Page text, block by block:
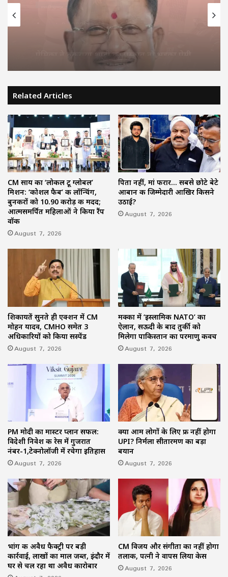
August 8, 2026
CM TODAY SCHEDULE: CM विष्णुदेव साय
दोपहर में ‘सेन शक्ति सम्मेलन’, शाम को देश के बड़े
Youth Conclave में होंगे शामिल, जानें पूरा
Related Articles
CM साय का ‘लोकल टू ग्लोबल’
मिशन: ‘कोशल फैब’ की लॉन्चिंग,
बुनकरों को 10.90 करोड़ की मदद;
आत्मसमर्पित महिलाओं ने किया रैंप
वॉक
August 7, 2026
पिता नहीं, मां फरार… सबसे छोटे बेटे
आबान की जिम्मेदारी आखिर किसने
उठाई?
August 7, 2026
शिकायतें सुनते ही एक्शन में CM
मोहन यादव, CMHO समेत 3
अधिकारियों को किया सस्पेंड
August 7, 2026
मक्का में ‘इस्लामिक NATO’ का
ऐलान, सऊदी के बाद तुर्की को
मिलेगा पाकिस्तान का परमाणु कवच
August 7, 2026
PM मोदी का मास्टर प्लान सफल:
विदेशी निवेश की रेस में गुजरात
नंबर-1,टेक्नोलॉजी में रचेगा इतिहास
August 7, 2026
क्या आम लोगों के लिए फ्री नहीं होगा
UPI? निर्मला सीतारमण का बड़ा
बयान
August 7, 2026
भांग की अवैध फैक्ट्री पर बड़ी
कार्रवाई, लाखों का माल जब्त, इंदौर में
घर से चल रहा था अवैध कारोबार
CM विजय और संगीता का नहीं होगा
तलाक, पत्नी ने वापस लिया केस
August 7, 2026